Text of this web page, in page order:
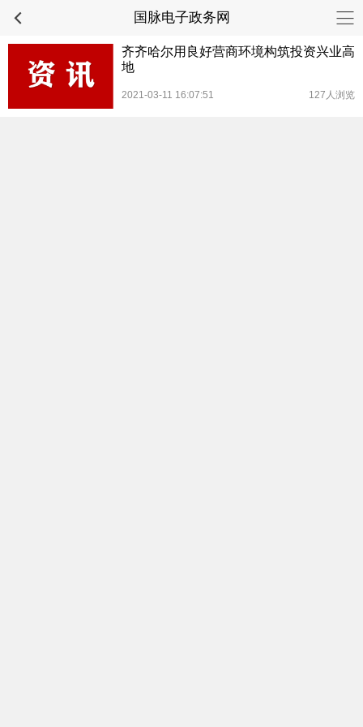
国脉电子政务网
齐齐哈尔用良好营商环境构筑投资兴业高
地
2021-03-11 16:07:51 127人浏览